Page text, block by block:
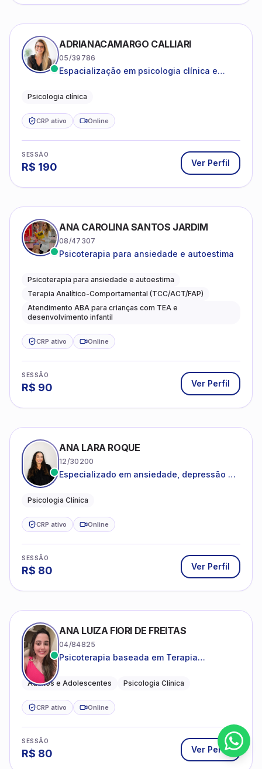
ADRIANACAMARGO CALLIARI
05/39786
Espacialização em psicologia clínica e
Psicologia clínica
CRP ativo Online
SESSÃO
R$ 190 Ver Perfil
ANA CAROLINA SANTOS JARDIM
08/47307
Psicoterapia para ansiedade e autoestima
Psicoterapia para ansiedade e autoestima
Terapia Analítico-Comportamental (TCC/ACT/FAP)
Atendimento ABA para crianças com TEA e
desenvolvimento infantil
CRP ativo Online
SESSÃO
R$ 90 Ver Perfil
ANA LARA ROQUE
12/30200
Especializado em ansiedade, depressão e
Psicologia Clínica
CRP ativo Online
SESSÃO
R$ 80 Ver Perfil
ANA LUIZA FIORI DE FREITAS
04/84825
Psicoterapia baseada em Terapia
Adultos e Adolescentes Psicologia Clínica
CRP ativo Online
SESSÃO
R$ 80 Ver Perfil